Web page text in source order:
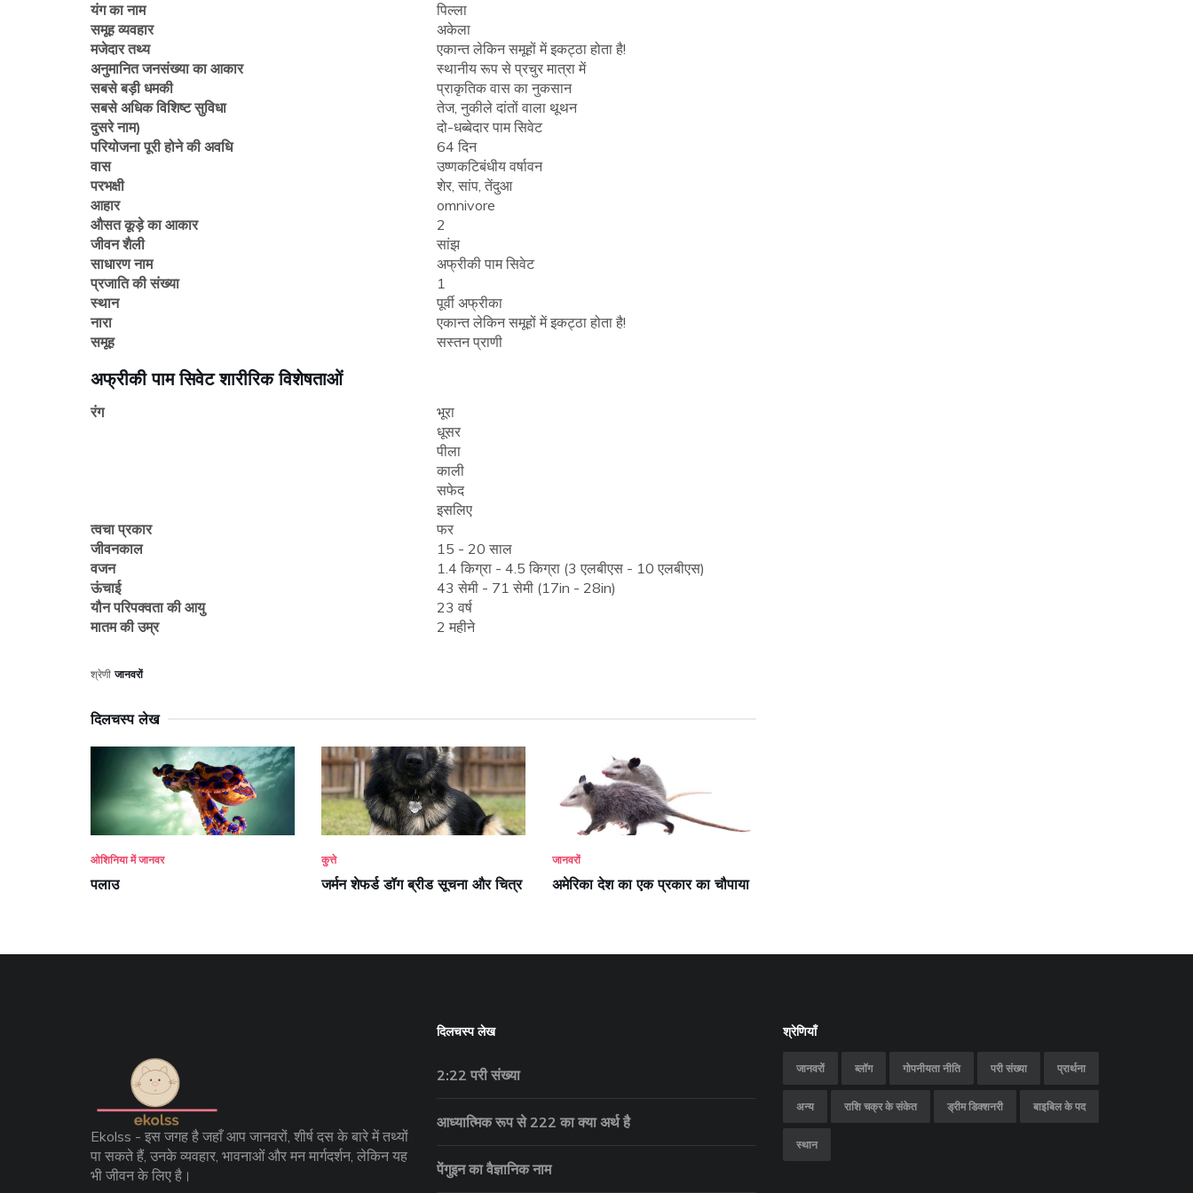
यंग का नाम
पिल्ला
समूह व्यवहार
अकेला
मजेदार तथ्य
एकान्त लेकिन समूहों में इकट्ठा होता है!
अनुमानित जनसंख्या का आकार
स्थानीय रूप से प्रचुर मात्रा में
सबसे बड़ी धमकी
प्राकृतिक वास का नुकसान
सबसे अधिक विशिष्ट सुविधा
तेज, नुकीले दांतों वाला थूथन
दुसरे नाम)
दो-धब्बेदार पाम सिवेट
परियोजना पूरी होने की अवधि
64 दिन
वास
उष्णकटिबंधीय वर्षावन
परभक्षी
शेर, सांप, तेंदुआ
आहार
omnivore
औसत कूड़े का आकार
2
जीवन शैली
सांझ
साधारण नाम
अफ्रीकी पाम सिवेट
प्रजाति की संख्या
1
स्थान
पूर्वी अफ्रीका
नारा
एकान्त लेकिन समूहों में इकट्ठा होता है!
समूह
सस्तन प्राणी
अफ्रीकी पाम सिवेट शारीरिक विशेषताओं
रंग
भूरा
धूसर
पीला
काली
सफेद
इसलिए
त्वचा प्रकार
फर
जीवनकाल
15 - 20 साल
वजन
1.4 किग्रा - 4.5 किग्रा (3 एलबीएस - 10 एलबीएस)
ऊंचाई
43 सेमी - 71 सेमी (17in - 28in)
यौन परिपक्वता की आयु
23 वर्ष
मातम की उम्र
2 महीने
श्रेणी जानवरों
दिलचस्प लेख
ओशिनिया में जानवर
पलाउ
कुत्ते
जर्मन शेफर्ड डॉग ब्रीड सूचना और चित्र
जानवरों
अमेरिका देश का एक प्रकार का चौपाया
Ekolss - इस जगह है जहाँ आप जानवरों, शीर्ष दस के बारे में तथ्यों
पा सकते हैं, उनके व्यवहार, भावनाओं और मन मार्गदर्शन, लेकिन यह
भी जीवन के लिए है।
दिलचस्प लेख
2:22 परी संख्या
आध्यात्मिक रूप से 222 का क्या अर्थ है
पेंगुइन का वैज्ञानिक नाम
श्रेणियाँ
जानवरों ब्लॉग गोपनीयता नीति परी संख्या प्रार्थना
अन्य राशि चक्र के संकेत ड्रीम डिक्शनरी बाइबिल के पद
स्थान